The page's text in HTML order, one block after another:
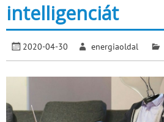
intelligenciát
2020-04-30 energiaoldal